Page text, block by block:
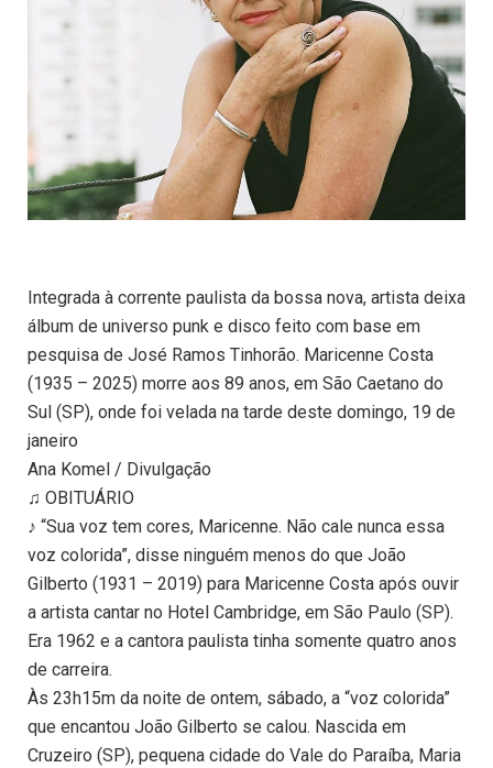
Integrada à corrente paulista da bossa nova, artista deixa
álbum de universo punk e disco feito com base em
pesquisa de José Ramos Tinhorão. Maricenne Costa
(1935 – 2025) morre aos 89 anos, em São Caetano do
Sul (SP), onde foi velada na tarde deste domingo, 19 de
janeiro
Ana Komel / Divulgação
♫ OBITUÁRIO
♪ “Sua voz tem cores, Maricenne. Não cale nunca essa
voz colorida”, disse ninguém menos do que João
Gilberto (1931 – 2019) para Maricenne Costa após ouvir
a artista cantar no Hotel Cambridge, em São Paulo (SP).
Era 1962 e a cantora paulista tinha somente quatro anos
de carreira.
Às 23h15m da noite de ontem, sábado, a “voz colorida”
que encantou João Gilberto se calou. Nascida em
Cruzeiro (SP), pequena cidade do Vale do Paraíba, Maria